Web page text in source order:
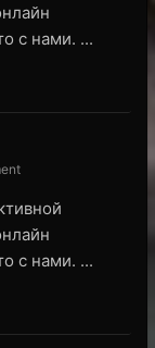
с нами. ...
с нами. ...